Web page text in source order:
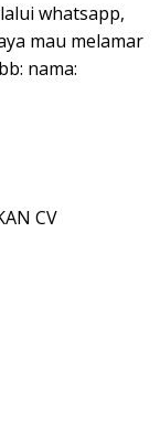
whatsapp,
mau melamar
nama:
CV